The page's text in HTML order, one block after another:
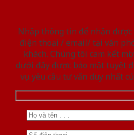
Nhập thông tin để nhận
điện thoại / email/ tại văn
khách. Chúng tôi cam kết
dưới đây được bảo mật tuyệt
vụ yêu cầu tư vấn duy nhất